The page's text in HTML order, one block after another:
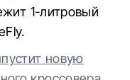
1-литровый
новую